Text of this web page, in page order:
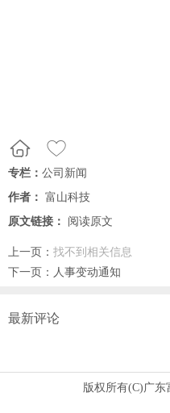
专栏： 公司新闻
作者： 富山科技
原文链接：
阅读原文
上一页： 找不到相关信息
下一页： 人事变动通知
最新评论
版权所有(C)广东